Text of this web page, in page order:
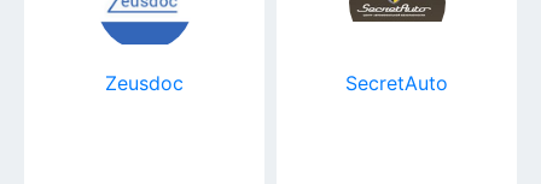
Zeusdoc SecretAuto